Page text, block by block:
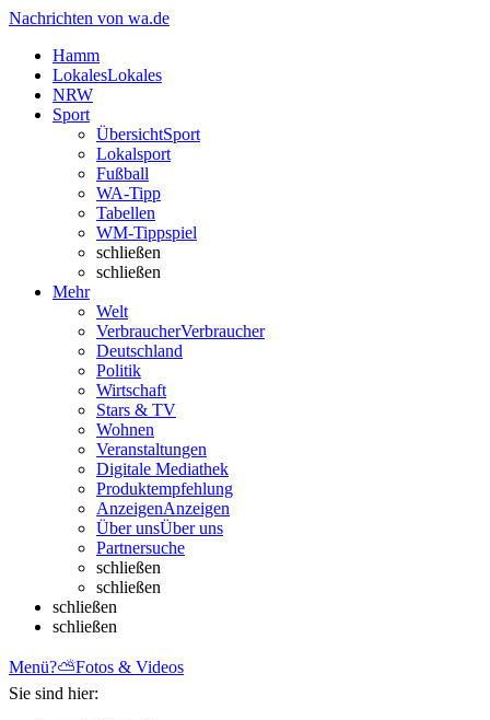
Nachrichten von wa.de
Hamm
LokalesLokales
NRW
Sport
ÜbersichtSport
Lokalsport
Fußball
WA-Tipp
Tabellen
WM-Tippspiel
schließen
schließen
Mehr
Welt
VerbraucherVerbraucher
Deutschland
Politik
Wirtschaft
Stars & TV
Wohnen
Veranstaltungen
Digitale Mediathek
Produktempfehlung
AnzeigenAnzeigen
Über unsÜber uns
Partnersuche
schließen
schließen
schließen
schließen
Menü?⛅Fotos & Videos
Sie sind hier: